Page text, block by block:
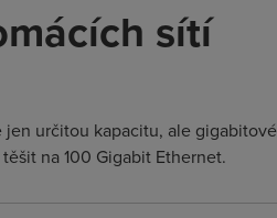
sítí
určitou kapacitu, ale gigabitové
na 100 Gigabit Ethernet.